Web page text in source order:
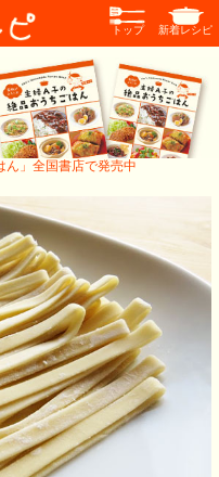
新着レシピ
トップ
ん」全国書店で発売中